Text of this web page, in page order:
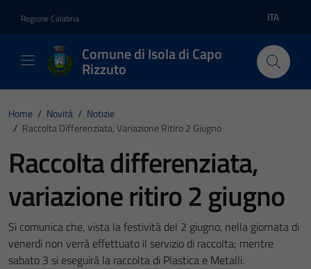
Regione Calabria Lingua
ITA
Comune di Isola di Capo
Rizzuto
Home / Novità / Notizie
/ Raccolta Differenziata, Variazione Ritiro 2 Giugno
Raccolta differenziata,
variazione ritiro 2 giugno
Si comunica che, vista la festività del 2 giugno, nella giornata di
venerdì non verrà effettuato il servizio di raccolta; mentre
sabato 3 si eseguirà la raccolta di Plastica e Metalli.